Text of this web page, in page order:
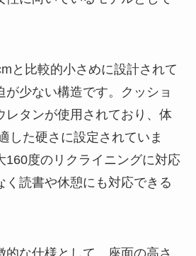
と比較的小さめに設計されて
が少ない構造です。クッショ
レタンが使用されており、体
した硬さに設定されていま
160度のリクライニングに対応
く読書や休憩にも対応できる
的な仕様として、座面の高さ